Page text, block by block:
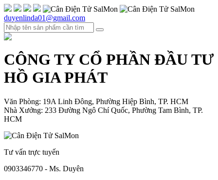
duyenlinda01@gmail.com
CÔNG TY CỔ PHẦN ĐẦU TƯ
HỒ GIA PHÁT
Văn Phòng: 19A Linh Đông, Phường Hiệp Bình, TP. HCM
Nhà Xưởng: 233 Đường Ngô Chí Quốc, Phường Tam Bình, TP.
HCM
Tư vấn trực tuyến
0903346770 - Ms. Duyên